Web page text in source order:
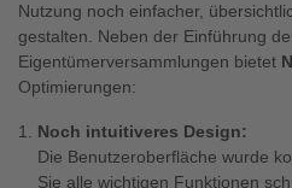
Nutzung noch einfacher,
gestalten. Neben der Einführung
Eigentümerversammlungen bietet
Optimierungen:
Noch intuitiveres Design:
Die Benutzeroberfläche wurde
Sie alle wichtigen Funktionen